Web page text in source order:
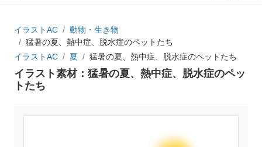
イラストAC
動物・生き物
猛暑の夏、熱中症、脱水症のペットたち
イラストAC
夏 猛暑の夏、熱中症、脱水症のペットたち
イラスト素材：猛暑の夏、熱中症、脱水症のペッ
トたち